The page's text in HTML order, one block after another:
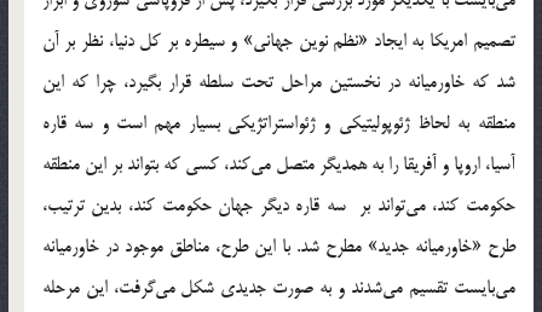
تصمیم امریکا به ایجاد «نظم نوین جهانی» و سیطره بر کل دنیا، نظر بر آن
شد که خاورمیانه در نخستین مراحل تحت سلطه قرار بگیرد، چرا که این
منطقه به لحاظ ژئوپولیتیکی و ژئواستراتژیکی بسیار مهم است و سه قاره
آسیا، اروپا و آفریقا را به همدیگر متصل می‌کند، کسی که بتواند بر این منطقه
حکومت کند، می‌تواند بر سه قاره دیگر جهان حکومت کند، بدین ترتیب،
طرح «خاورمیانه جدید» مطرح شد. با این طرح، مناطق موجود در خاورمیانه
می‌بایست تقسیم می‌شدند و به صورت جدیدی شکل می‌گرفت، این مرحله